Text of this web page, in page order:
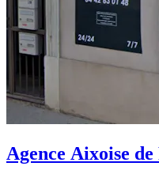
Agence Aixoise